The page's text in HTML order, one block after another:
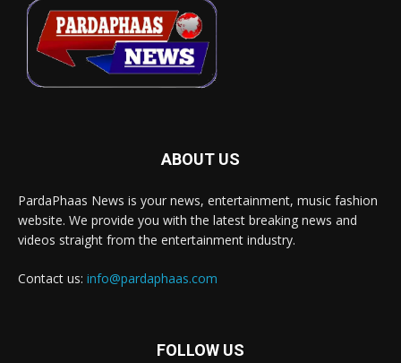
ABOUT US
PardaPhaas News is your news, entertainment, music fashion
website. We provide you with the latest breaking news and
videos straight from the entertainment industry.
Contact us: info@pardaphaas.com
FOLLOW US